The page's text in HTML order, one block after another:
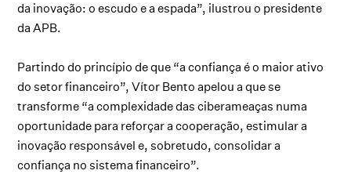
da inovação: o escudo e a espada”, ilustrou o presidente
da APB.
Partindo do princípio de que “a confiança é o maior ativo
do setor financeiro”, Vítor Bento apelou a que se
transforme “a complexidade das ciberameaças numa
oportunidade para reforçar a cooperação, estimular a
inovação responsável e, sobretudo, consolidar a
confiança no sistema financeiro”.